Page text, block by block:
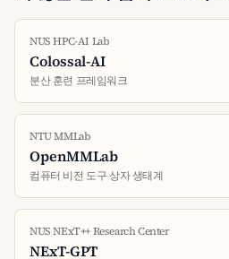
NUS HPC-AI Lab
Colossal-AI
분산 훈련 프레임워크
NTU MMLab
OpenMMLab
컴퓨터 비전 도구 상자 생태계
NUS NExT++ Research Center
NExT-GPT